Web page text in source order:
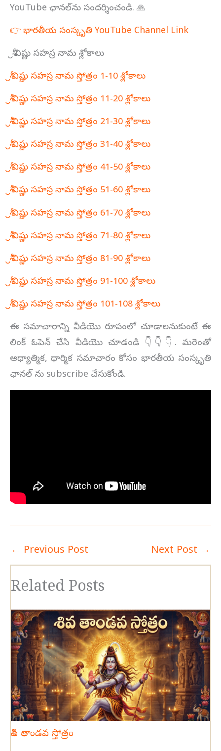
YouTube ఛానల్‌ను సందర్శించండి. 🙏
👉 భారతీయ సంస్కృతి YouTube Channel Link
శ్రీ విష్ణు సహస్ర నామ శ్లోకాలు
శ్రీ విష్ణు సహస్ర నామ స్తోత్రం 1-10 శ్లోకాలు
శ్రీ విష్ణు సహస్ర నామ స్తోత్రం 11-20 శ్లోకాలు
శ్రీ విష్ణు సహస్ర నామ స్తోత్రం 21-30 శ్లోకాలు
శ్రీ విష్ణు సహస్ర నామ స్తోత్రం 31-40 శ్లోకాలు
శ్రీ విష్ణు సహస్ర నామ స్తోత్రం 41-50 శ్లోకాలు
శ్రీ విష్ణు సహస్ర నామ స్తోత్రం 51-60 శ్లోకాలు
శ్రీ విష్ణు సహస్ర నామ స్తోత్రం 61-70 శ్లోకాలు
శ్రీ విష్ణు సహస్ర నామ స్తోత్రం 71-80 శ్లోకాలు
శ్రీ విష్ణు సహస్ర నామ స్తోత్రం 81-90 శ్లోకాలు
శ్రీ విష్ణు సహస్ర నామ స్తోత్రం 91-100 శ్లోకాలు
శ్రీ విష్ణు సహస్ర నామ స్తోత్రం 101-108 శ్లోకాలు
ఈ సమాచారాన్ని వీడియొ రూపంలో చూడాలనుకుంటే ఈ
లింక్ ఓపెన్ చేసి వీడియొ చూడండి 👇👇👇. మరెంతో
ఆధ్యాత్మిక, ధార్మిక సమాచారం కోసం భారతీయ సంస్కృతి
ఛానల్ ను subscribe చేసుకోండి.
← Previous Post Next Post →
Related Posts
శివ తాండవ స్తోత్రం